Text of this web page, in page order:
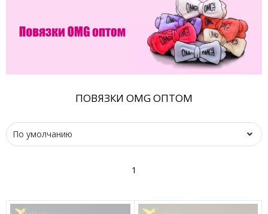
ПОВЯЗКИ OMG ОПТОМ
1